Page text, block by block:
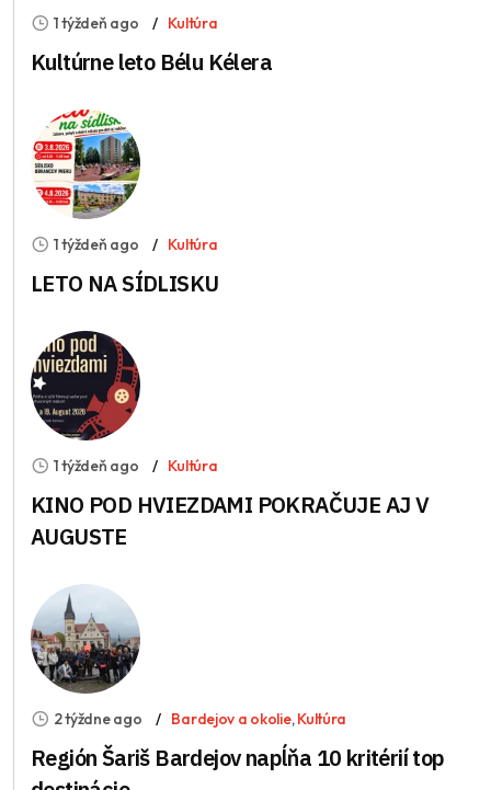
1 týždeň ago Kultúra
Kultúrne leto Bélu Kélera
1 týždeň ago Kultúra
LETO NA SÍDLISKU
1 týždeň ago Kultúra
KINO POD HVIEZDAMI POKRAČUJE AJ V
AUGUSTE
2 týždne ago Bardejov a okolie,Kultúra
Región Šariš Bardejov napĺňa 10 kritérií top